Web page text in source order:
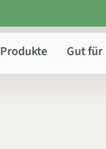
Produkte Gut für